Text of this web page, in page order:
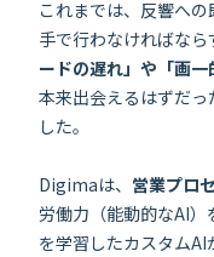
これまでは、反響へ
手で行わなければなら
ードの遅れ」や「画一
本来出会えるはずだ
した。
Digimaは、 営業プロ
労働力（能動的なAI）
を学習したカスタムAI